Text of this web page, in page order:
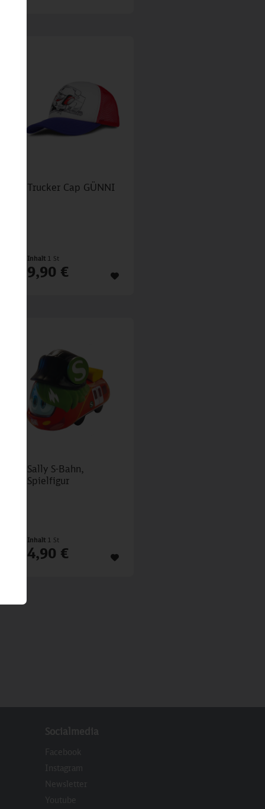
Trucker Cap GÜNNI
Inhalt 1 St
9,90 €
Sally S-Bahn,
Spielfigur
Inhalt 1 St
4,90 €
Socialmedia
Facebook
Instagram
Newsletter
Youtube